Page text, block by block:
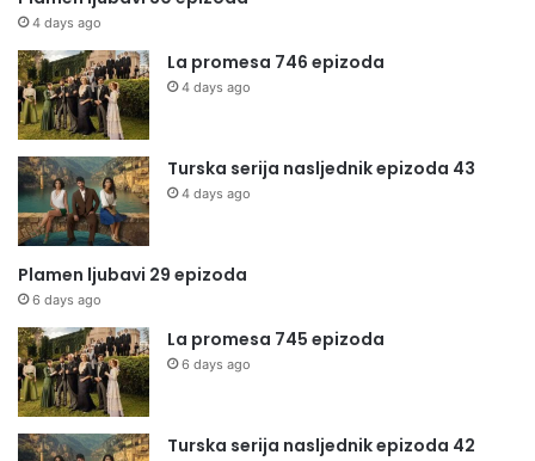
4 days ago
La promesa 746 epizoda
4 days ago
Turska serija nasljednik epizoda 43
4 days ago
Plamen ljubavi 29 epizoda
6 days ago
La promesa 745 epizoda
6 days ago
Turska serija nasljednik epizoda 42